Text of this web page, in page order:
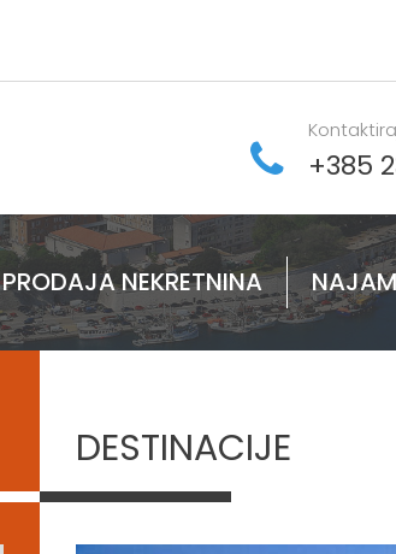
+385
PRODAJA NEKRETNINA
DESTINACIJE